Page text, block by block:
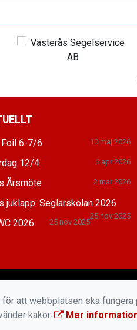
6-7/6 10 maj 2026
12/4 6 apr 2026
Årsmöte 2 mar 2026
juklapp: Seglarskolan 2026
25 nov 2025
2026 25 nov 2025
att webbplatsen ska
kakor.
Mer